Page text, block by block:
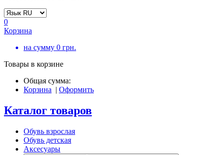
0
Корзина
на сумму 0 грн.
Товары в корзине
Общая сумма:
Корзина | Оформить
Каталог товаров
Обувь взрослая
Обувь детская
Аксесуары